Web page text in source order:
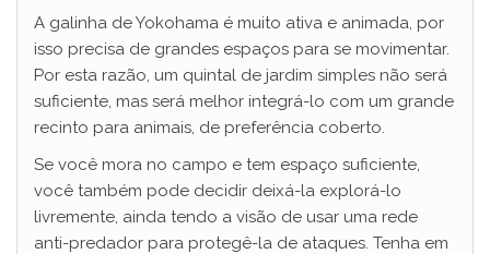
A galinha de Yokohama é muito ativa e animada, por
isso precisa de grandes espaços para se movimentar.
Por esta razão, um quintal de jardim simples não será
suficiente, mas será melhor integrá-lo com um grande
recinto para animais, de preferência coberto.
Se você mora no campo e tem espaço suficiente,
você também pode decidir deixá-la explorá-lo
livremente, ainda tendo a visão de usar uma rede
anti-predador para protegê-la de ataques. Tenha em